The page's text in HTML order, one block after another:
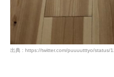
出典 : https://twitter.com/puuuutttyo/status/